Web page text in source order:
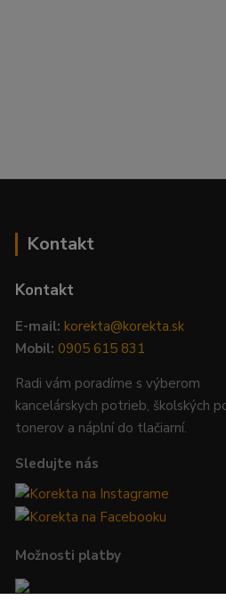
Kontakt
Kontakt
E-mail: korekta@korekta.sk
Mobil: 0905 615 831
Radi vám poradíme s výberom
kancelárskych potrieb, školských
tonerov a náplní do tlačiarní.
Sledujte nás
Možnosti platby